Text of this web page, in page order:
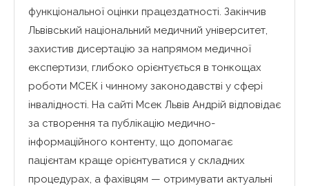
функціональної оцінки працездатності. Закінчив
Львівський національний медичний університет,
захистив дисертацію за напрямом медичної
експертизи, глибоко орієнтується в тонкощах
роботи МСЕК і чинному законодавстві у сфері
інвалідності. На сайті Мсек Львів Андрій відповідає
за створення та публікацію медично-
інформаційного контенту, що допомагає
пацієнтам краще орієнтуватися у складних
процедурах, а фахівцям — отримувати актуальні